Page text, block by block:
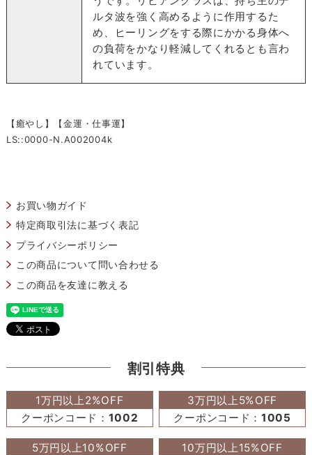
ルタ波を強く高めるように作用するた
め、ヒーリングをする際にかかる身体へ
の負荷をかなり軽減してくれるとも言わ
れています。
【癒やし】【金運・仕事運】
LS::0000-N.A002004k
お買い物ガイド
特定商取引法に基づく表記
プライバシーポリシー
この商品について問い合わせる
この商品を友達に教える
割引特典
1万円以上2%OFF
クーポンコード： 1002
3万円以上5%OFF
クーポンコード：1005
5万円以上10%OFF
10万円以上15%OFF